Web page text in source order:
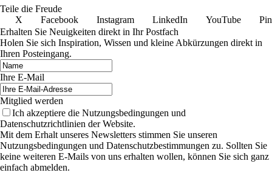
Teile die Freude
X
Facebook Instagram LinkedIn YouTube
Erhalten Sie Neuigkeiten direkt in Ihr Postfach
Holen Sie sich Inspiration, Wissen und kleine Abkürzungen direkt in
Ihren Posteingang.
Ihre E-Mail
Mitglied werden
Ich akzeptiere die Nutzungsbedingungen und
Datenschutzrichtlinien der Website.
Mit dem Erhalt unseres Newsletters stimmen Sie unseren
Nutzungsbedingungen und Datenschutzbestimmungen zu. Sollten Sie
keine weiteren E-Mails von uns erhalten wollen, können Sie sich ganz
einfach abmelden.